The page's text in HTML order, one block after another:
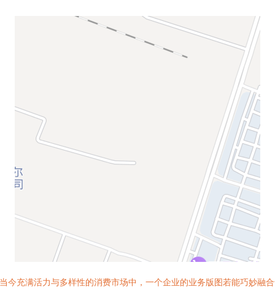
今充满活力与多样性的消费市场中，一个企业的业务版图若能巧妙融